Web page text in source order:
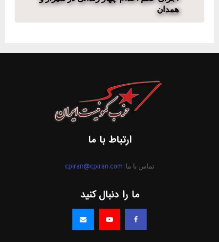
همدان
ارتباط با ما
تماس با ما: cpiran@cpiran.com
ما را دنبال کنید